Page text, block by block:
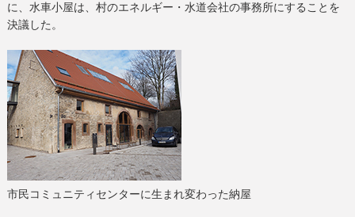
に、水車小屋は、村のエネルギー・水道会社の事務所にすることを
決議した。
市民コミュニティセンターに生まれ変わった納屋